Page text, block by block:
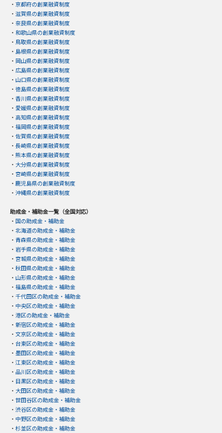
・ 京都府の創業融資制度
・ 滋賀県の創業融資制度
・ 奈良県の創業融資制度
・ 和歌山県の創業融資制度
・ 鳥取県の創業融資制度
・ 島根県の創業融資制度
・ 岡山県の創業融資制度
・ 広島県の創業融資制度
・ 山口県の創業融資制度
・ 徳島県の創業融資制度
・ 香川県の創業融資制度
・ 愛媛県の創業融資制度
・ 高知県の創業融資制度
・ 福岡県の創業融資制度
・ 佐賀県の創業融資制度
・ 長崎県の創業融資制度
・ 熊本県の創業融資制度
・ 大分県の創業融資制度
・ 宮崎県の創業融資制度
・ 鹿児島県の創業融資制度
・ 沖縄県の創業融資制度
助成金・補助金一覧（全国対応）
・ 国の助成金・補助金
・ 北海道の助成金・補助金
・ 青森県の助成金・補助金
・ 岩手県の助成金・補助金
・ 宮城県の助成金・補助金
・ 秋田県の助成金・補助金
・ 山形県の助成金・補助金
・ 福島県の助成金・補助金
・ 千代田区の助成金・補助金
・ 中央区の助成金・補助金
・ 港区の助成金・補助金
・ 新宿区の助成金・補助金
・ 文京区の助成金・補助金
・ 台東区の助成金・補助金
・ 墨田区の助成金・補助金
・ 江東区の助成金・補助金
・ 品川区の助成金・補助金
・ 目黒区の助成金・補助金
・ 大田区の助成金・補助金
・ 世田谷区の助成金・補助金
・ 渋谷区の助成金・補助金
・ 中野区の助成金・補助金
・ 杉並区の助成金・補助金